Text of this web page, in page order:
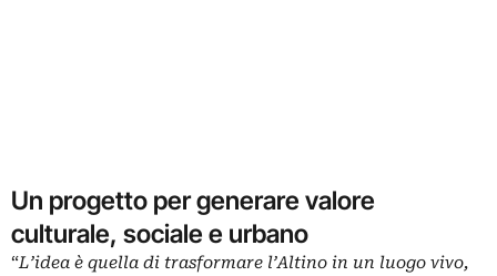
Un progetto per generare valore
culturale, sociale e urbano
“L’idea è quella di trasformare l’Altino in un luogo vivo,